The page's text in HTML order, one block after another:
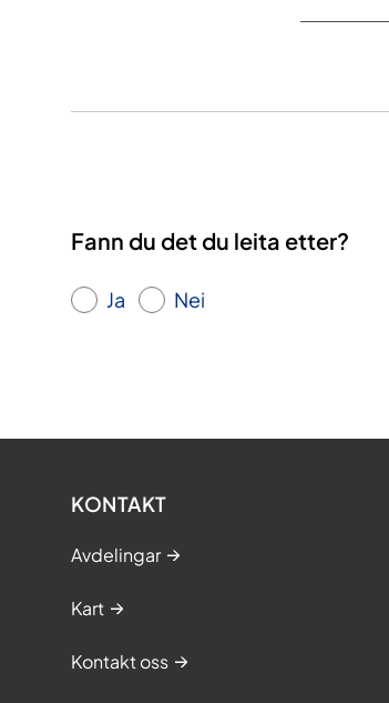
Fann du det du leita etter?
Ja Nei
KONTAKT
Avdelingar
Kart
Kontakt oss